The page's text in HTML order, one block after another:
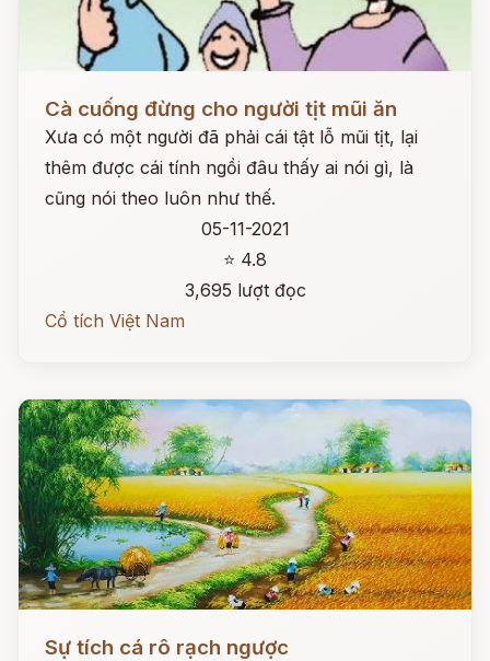
Cà cuống đừng cho người tịt mũi ăn
Xưa có một người đã phải cái tật lỗ mũi tịt, lại
thêm được cái tính ngồi đâu thấy ai nói gì, là
cũng nói theo luôn như thế.
05-11-2021
⭐ 4.8
3,695 lượt đọc
Cổ tích Việt Nam
Sự tích cá rô rạch ngược